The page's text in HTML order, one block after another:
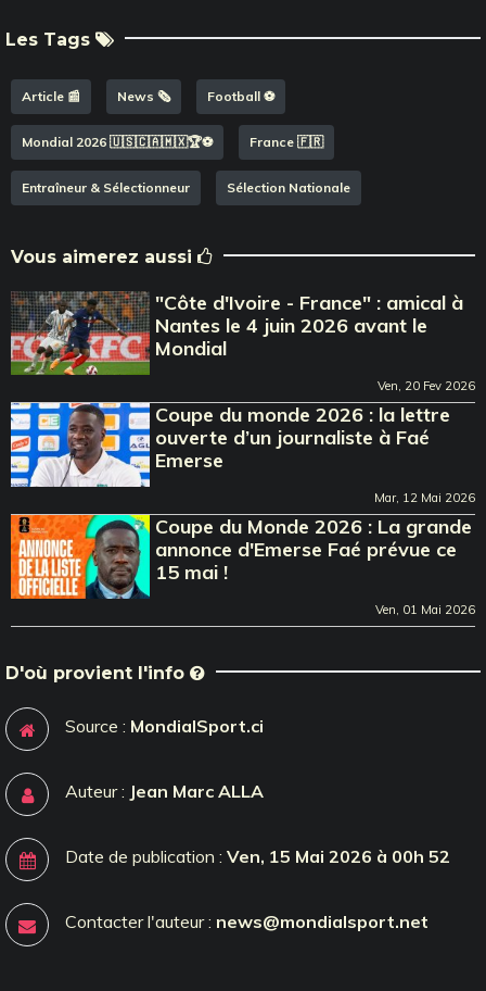
Les Tags
Article 📰 News 🗞️ Football ⚽️
Mondial 2026 🇺🇸🇨🇦🇲🇽🏆⚽️ France 🇫🇷
Entraîneur & Sélectionneur Sélection Nationale
Vous aimerez aussi
"Côte d'Ivoire - France" : amical à
Nantes le 4 juin 2026 avant le
Mondial
Ven, 20 Fev 2026
Coupe du monde 2026 : la lettre
ouverte d’un journaliste à Faé
Emerse
Mar, 12 Mai 2026
Coupe du Monde 2026 : La grande
annonce d'Emerse Faé prévue ce
15 mai !
Ven, 01 Mai 2026
D'où provient l'info
Source : MondialSport.ci
Auteur : Jean Marc ALLA
Date de publication : Ven, 15 Mai 2026 à 00h 52
Contacter l'auteur : news@mondialsport.net